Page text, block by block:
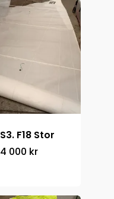
S3. F18 Stor
4 000 kr
Hem
Kontakt
Om oss
+46 708 66 84 22